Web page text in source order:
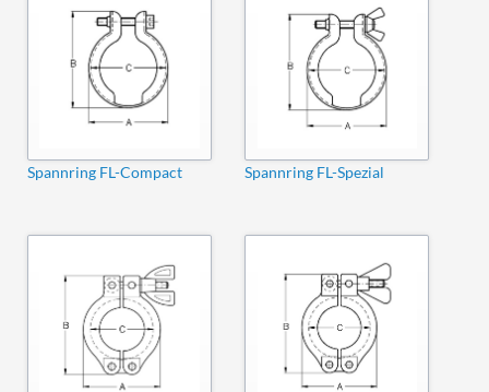
Spannring FL-Compact Spannring FL-Spezial